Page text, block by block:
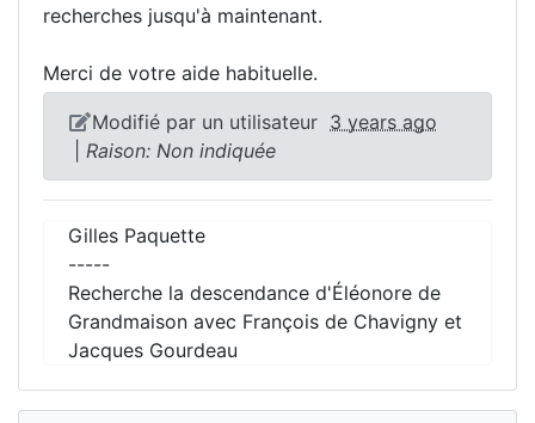
recherches jusqu'à maintenant.
Merci de votre aide habituelle.
Modifié par un utilisateur 3 years ago
Raison: Non indiquée
Gilles Paquette
-----
Recherche la descendance d'Éléonore de
Grandmaison avec François de Chavigny et
Jacques Gourdeau